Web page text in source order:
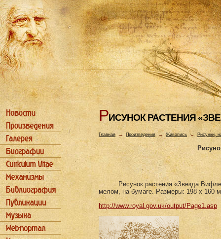
РИСУHОК РАСТЕHИЯ
Главная→ Произведения → Живопись → Рисунки,
Рисунок растения «Звезда
мелом, на бумаге. Размеры: 198 х 160
http://www.royal.gov.uk/output/Page1.asp